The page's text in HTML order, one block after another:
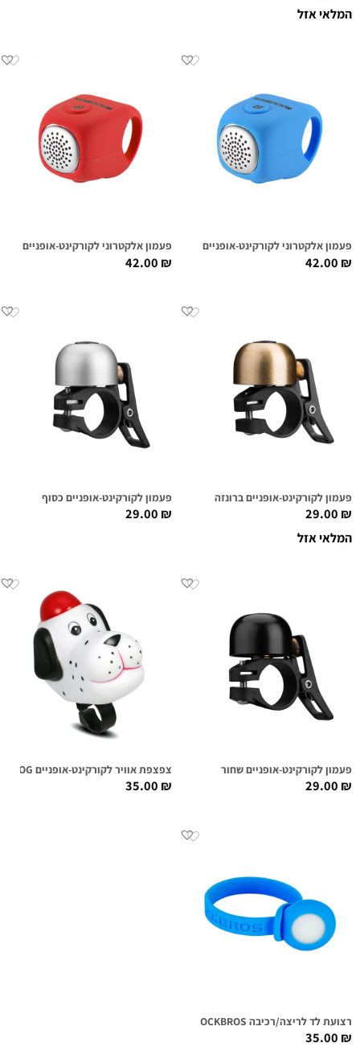
המלאי אזל
פעמון אלקטרוני לקורקינט-אופניים RB BLUE
42.00₪
פעמון אלקטרוני לקורקינט-אופניים RB RED
42.00₪
פעמון לקורקינט-אופניים ברונזה
29.00₪
המלאי אזל
פעמון לקורקינט-אופניים כסוף
29.00₪
פעמון לקורקינט-אופניים שחור
29.00₪
צפצפת אוויר לקורקינט-אופניים CUTE DOG
35.00₪
רצועת לד לריצה/רכיבה ROCKBROS
35.00₪